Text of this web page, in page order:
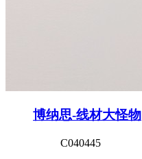
博纳思-线材大怪物
C040445